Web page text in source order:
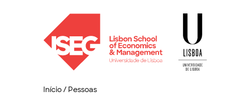
Início/ Pessoas